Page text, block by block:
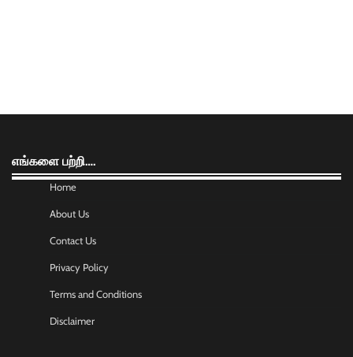
எங்களை பற்றி….
Home
About Us
Contact Us
Privacy Policy
Terms and Conditions
Disclaimer